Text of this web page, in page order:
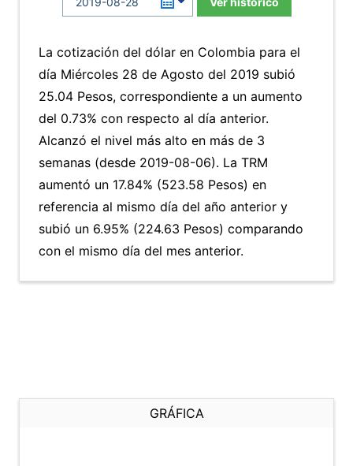
La cotización del dólar en Colombia para el
día Miércoles 28 de Agosto del 2019 subió
25.04 Pesos, correspondiente a un aumento
del 0.73% con respecto al día anterior.
Alcanzó el nivel más alto en más de 3
semanas (desde 2019-08-06). La TRM
aumentó un 17.84% (523.58 Pesos) en
referencia al mismo día del año anterior y
subió un 6.95% (224.63 Pesos) comparando
con el mismo día del mes anterior.
GRÁFICA